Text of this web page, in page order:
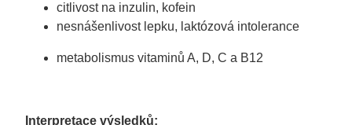
citlivost na inzulin, kofein
nesnášenlivost lepku, laktózová intolerance
metabolismus vitaminů A, D, C a B12
Interpretace výsledků: